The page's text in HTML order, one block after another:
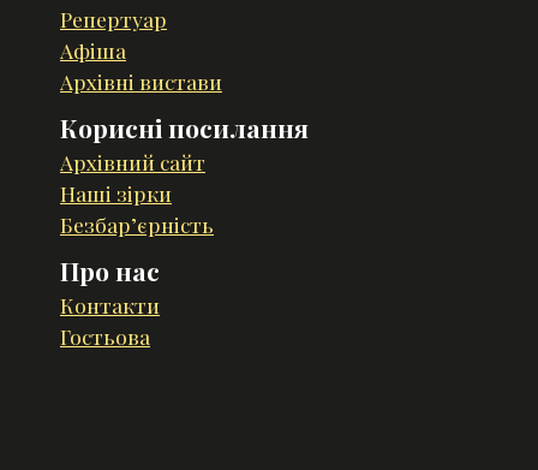
Репертуар
Афіша
Архівні вистави
Корисні посилання
Архівний сайт
Наші зірки
Безбар’єрність
Про нас
Контакти
Гостьова